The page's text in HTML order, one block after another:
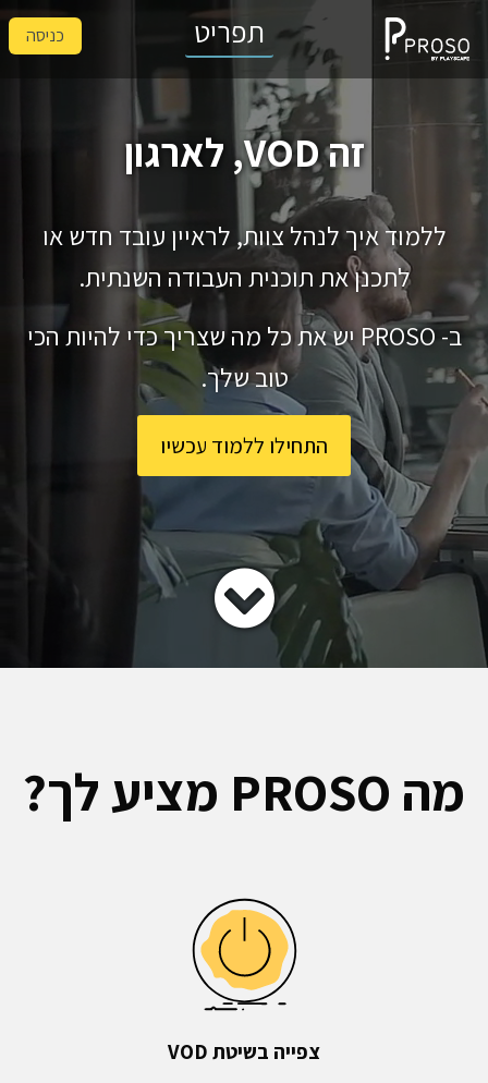
כניסה תפריט
זה VOD , לארגון שלך
ללמוד איך לנהל צוות, לראיין עובד חדש או
לתכנן את תוכנית העבודה השנתית.
ב- PROSO יש את כל מה שצריך כדי להיות הכי
טוב שלך.
התחילו ללמוד עכשיו
מה PROSO מציע לך?
צפייה בשיטת VOD